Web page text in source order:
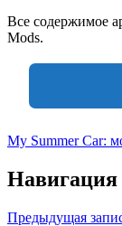
Все содержимое
Mods.
My Summer Car:
Навигация
Предыдущая